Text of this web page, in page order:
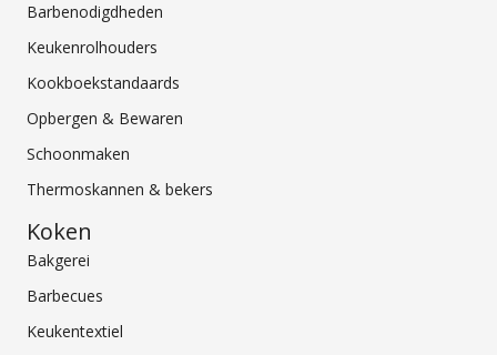
Barbenodigdheden
Keukenrolhouders
Kookboekstandaards
Opbergen & Bewaren
Schoonmaken
Thermoskannen & bekers
Koken
Bakgerei
Barbecues
Keukentextiel